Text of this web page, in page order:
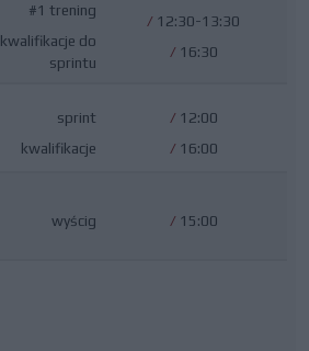
#1 trening
kwalifikacje do
sprintu
/ 12:30-13:30
/ 16:30
sprint
kwalifikacje
/ 12:00
/ 16:00
wyścig / 15:00